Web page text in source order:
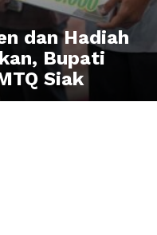
dan Hadiah
Bupati
Siak